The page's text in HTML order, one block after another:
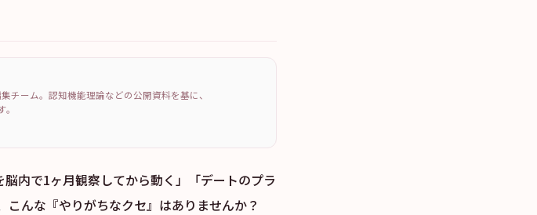
チーム。認知機能理論などの公開資料を基に、
内で1ヶ月観察してから動く」「デートのプラ
んな『やりがちなクセ』はありませんか？